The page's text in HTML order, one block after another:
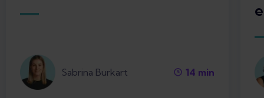
Sabrina Burkart 14 min